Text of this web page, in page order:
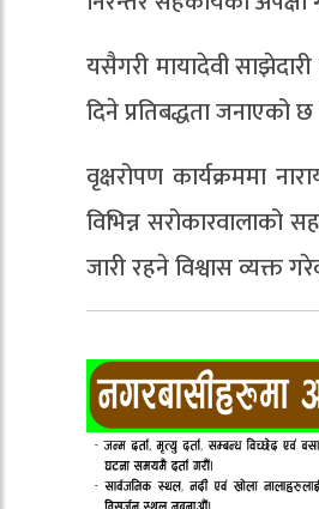
यसैगरी मायादेवी
दिने प्रतिबद्धता जनाएको छ
वृक्षरोपण कार्यक्रममा
विभिन्न सरोकारवालाको
जारी रहने विश्वास व्यक्त